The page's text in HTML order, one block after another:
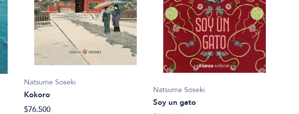
Natsume Soseki
Kokoro
$76.500
Natsume Soseki
Soy un gato